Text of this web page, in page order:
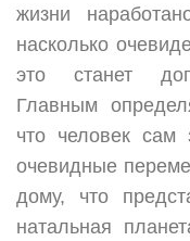
жизни
насколько
это станет
Главным
что человек сам
очевидные
дому, что
натальная